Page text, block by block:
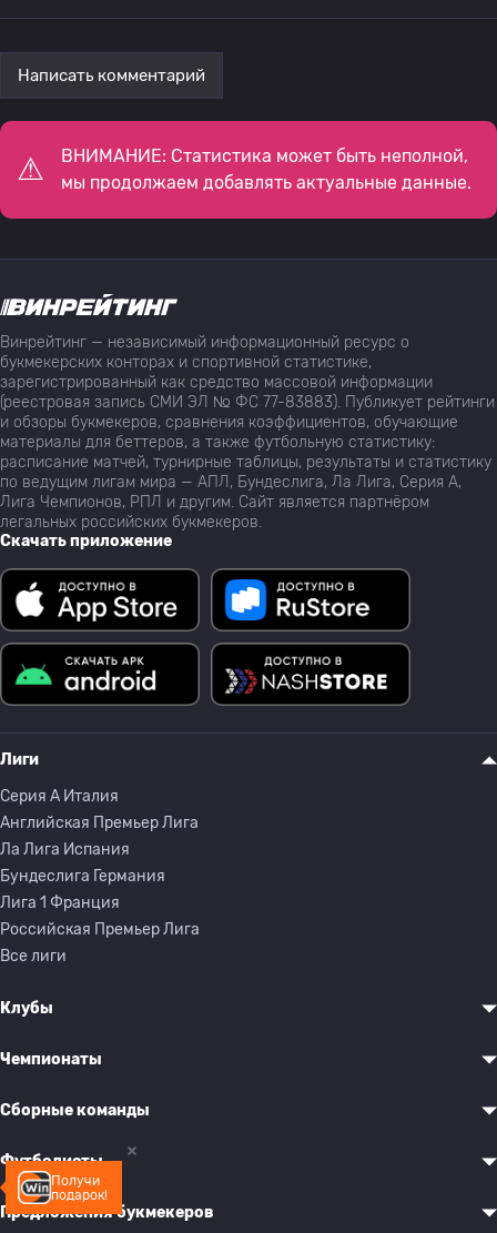
Написать комментарий
ВНИМАНИЕ: Статистика может быть неполной,
мы продолжаем добавлять актуальные данные.
Получи
подарок!
Винрейтинг — независимый информационный ресурс о
букмекерских конторах и спортивной статистике,
зарегистрированный как средство массовой информации
(реестровая запись СМИ ЭЛ № ФС 77-83883). Публикует рейтинги
и обзоры букмекеров, сравнения коэффициентов, обучающие
материалы для беттеров, а также футбольную статистику:
расписание матчей, турнирные таблицы, результаты и статистику
по ведущим лигам мира — АПЛ, Бундеслига, Ла Лига, Серия А,
Лига Чемпионов, РПЛ и другим. Сайт является партнёром
легальных российских букмекеров.
Скачать приложение
Лиги
Серия A Италия
Английская Премьер Лига
Ла Лига Испания
Бундеслига Германия
Лига 1 Франция
Российская Премьер Лига
Все лиги
Клубы
Чемпионаты
Сборные команды
Футболисты
Предложения букмекеров